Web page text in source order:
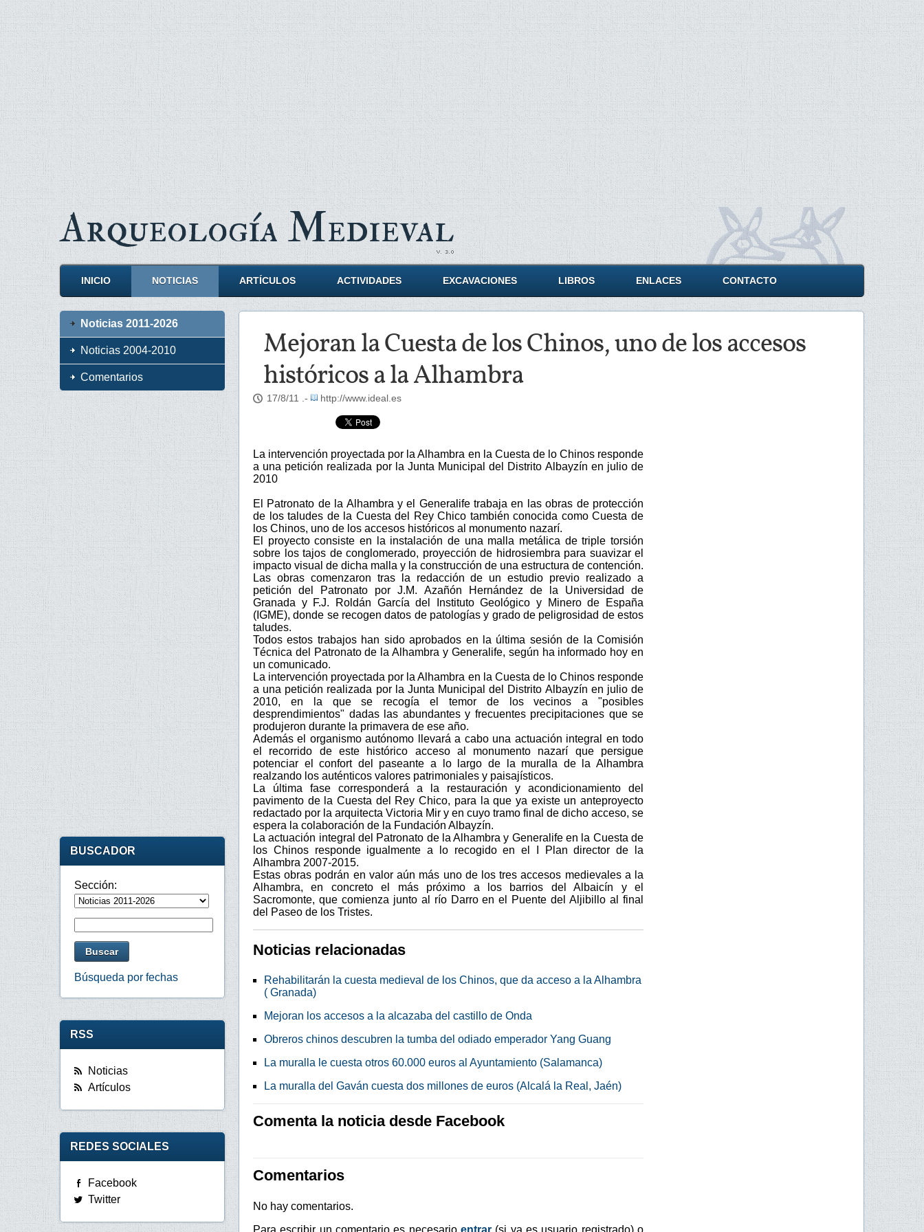
ArqueologíaMedieval
INICIO NOTICIAS ARTÍCULOS ACTIVIDADES EXCAVACIONES LIBROS ENLACES CONTACTO
Mejoran la Cuesta de los Chinos, uno de los accesos
históricos a la Alhambra
17/8/11 .- http://www.ideal.es
La intervención proyectada por la Alhambra en la Cuesta de lo Chinos responde
a una petición realizada por la Junta Municipal del Distrito Albayzín en julio de
2010
El Patronato de la Alhambra y el Generalife trabaja en las obras de protección
de los taludes de la Cuesta del Rey Chico también conocida como Cuesta de
los Chinos, uno de los accesos históricos al monumento nazarí.
El proyecto consiste en la instalación de una malla metálica de triple torsión
sobre los tajos de conglomerado, proyección de hidrosiembra para suavizar el
impacto visual de dicha malla y la construcción de una estructura de contención.
Las obras comenzaron tras la redacción de un estudio previo realizado a
petición del Patronato por J.M. Azañón Hernández de la Universidad de
Granada y F.J. Roldán García del Instituto Geológico y Minero de España
(IGME), donde se recogen datos de patologías y grado de peligrosidad de estos
taludes.
Todos estos trabajos han sido aprobados en la última sesión de la Comisión
Técnica del Patronato de la Alhambra y Generalife, según ha informado hoy en
un comunicado.
La intervención proyectada por la Alhambra en la Cuesta de lo Chinos responde
a una petición realizada por la Junta Municipal del Distrito Albayzín en julio de
2010, en la que se recogía el temor de los vecinos a "posibles
desprendimientos" dadas las abundantes y frecuentes precipitaciones que se
produjeron durante la primavera de ese año.
Además el organismo autónomo llevará a cabo una actuación integral en todo
el recorrido de este histórico acceso al monumento nazarí que persigue
potenciar el confort del paseante a lo largo de la muralla de la Alhambra
realzando los auténticos valores patrimoniales y paisajísticos.
La última fase corresponderá a la restauración y acondicionamiento del
pavimento de la Cuesta del Rey Chico, para la que ya existe un anteproyecto
redactado por la arquitecta Victoria Mir y en cuyo tramo final de dicho acceso, se
espera la colaboración de la Fundación Albayzín.
La actuación integral del Patronato de la Alhambra y Generalife en la Cuesta de
los Chinos responde igualmente a lo recogido en el I Plan director de la
Alhambra 2007-2015.
Estas obras podrán en valor aún más uno de los tres accesos medievales a la
Alhambra, en concreto el más próximo a los barrios del Albaicín y el
Sacromonte, que comienza junto al río Darro en el Puente del Aljibillo al final
del Paseo de los Tristes.
Noticias relacionadas
Rehabilitarán la cuesta medieval de los Chinos, que da acceso a la Alhambra
( Granada)
Mejoran los accesos a la alcazaba del castillo de Onda
Obreros chinos descubren la tumba del odiado emperador Yang Guang
La muralla le cuesta otros 60.000 euros al Ayuntamiento (Salamanca)
La muralla del Gaván cuesta dos millones de euros (Alcalá la Real, Jaén)
Comenta la noticia desde Facebook
Comentarios
No hay comentarios.
Para escribir un comentario es necesario entrar (si ya es usuario registrado) o
Noticias 2011-2026
Noticias 2004-2010
Comentarios
BUSCADOR
Sección:
Búsqueda por fechas
RSS
Noticias
Artículos
REDES SOCIALES
Facebook
Twitter